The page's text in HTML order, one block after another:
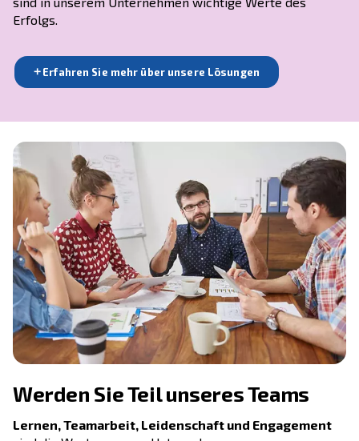
Seit mehr als 100 Jahren
Druckluftlösungen
Dank unserer Kundenorientierung und unserer
konstanten Investition in technologische
sind wir der Bezugspunkt für Unternehmen,
dauerhaften und verlässlichen
suchen.
Wir bei AGRE sind der festen Überzeugung,
Menschen und Partnerschaften den
ausmachen.Begeisterung und Tatendrang
Metier zeichnen uns aus. Die Investition in
Talente, die Motivation unserer Mitarbeiter
sind in unserem Unternehmen wichtige Werte